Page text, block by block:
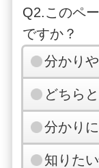
Q2.このペ
ですか？
分かり
どちら
分かり
知りた